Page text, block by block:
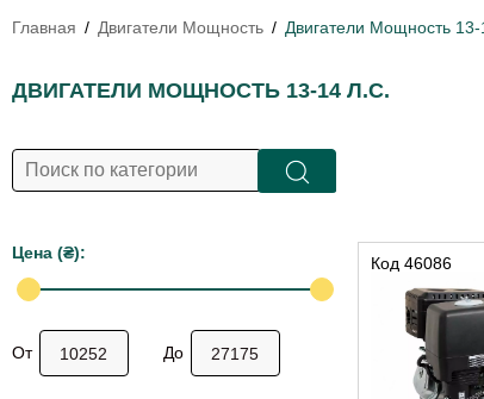
Главная Двигатели Мощность Двигатели Мощность 13-
ДВИГАТЕЛИ МОЩНОСТЬ 13-14 Л.C.
Цена (₴):
От До
Код 46086